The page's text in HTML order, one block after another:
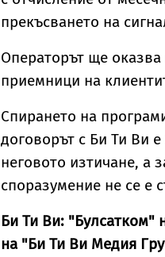
прекъсването на
Операторът ще оказва
приемници на
Спирането на
договорът с Би Ти Ви
неговото изтичане, а
споразумение не се е
Би Ти Ви: "Булсатком"
на "Би Ти Ви Медия